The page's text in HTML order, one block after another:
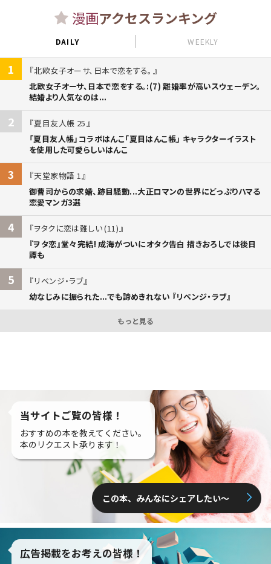
漫画アクセスランキング
DAILY WEEKLY
1
北欧女子オーサ、日本で恋をする。
北欧女子オーサ、日本で恋をする。:(7) 離婚率が高いスウェーデン。
結婚より人気なのは...
2
夏目友人帳 25
「夏目友人帳」コラボはんこ「夏目はんこ帳」 キャラクターイラスト
を使用した可愛らしいはんこ
3
天堂家物語 1
御曹司からの求婚、跡目騒動...大正ロマンの世界にどっぷりハマる
恋愛マンガ3選
4
ヲタクに恋は難しい (11)
『ヲタ恋』堂々完結! 成海がついにオタク告白 描きおろしでは後日
譚も
5
リベンジ・ラブ
幼なじみに振られた...でも諦めきれない 『リベンジ・ラブ』
もっと見る
当サイトご覧の皆様！
おすすめの本を教えてください。
本のリクエスト承ります！
この本、みんなにシェアしたい〜
広告掲載をお考えの皆様！